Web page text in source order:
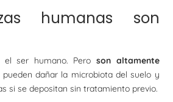
humanas son
el ser humano. Peroson altamente
pueden dañar la microbiota del suelo y
si se depositan sin tratamiento previo.